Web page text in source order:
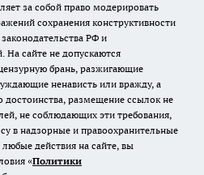
за собой право модерировать
сохранения конструктивности
РФ и
На сайте не допускаются
брань, разжигающие
ненависть или вражду, а
достоинства, размещение ссылок не
не соблюдающих эти требования,
в надзорные и правоохранительные
действия на сайте, вы
«Политики